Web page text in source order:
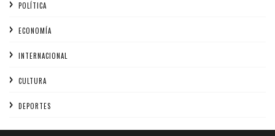
POLÍTICA
ECONOMÍA
INTERNACIONAL
CULTURA
DEPORTES